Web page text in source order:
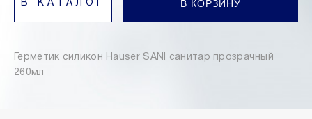
В КАТАЛОГ В КОРЗИНУ
Герметик силикон Hauser SANI санитар прозрачный
260мл